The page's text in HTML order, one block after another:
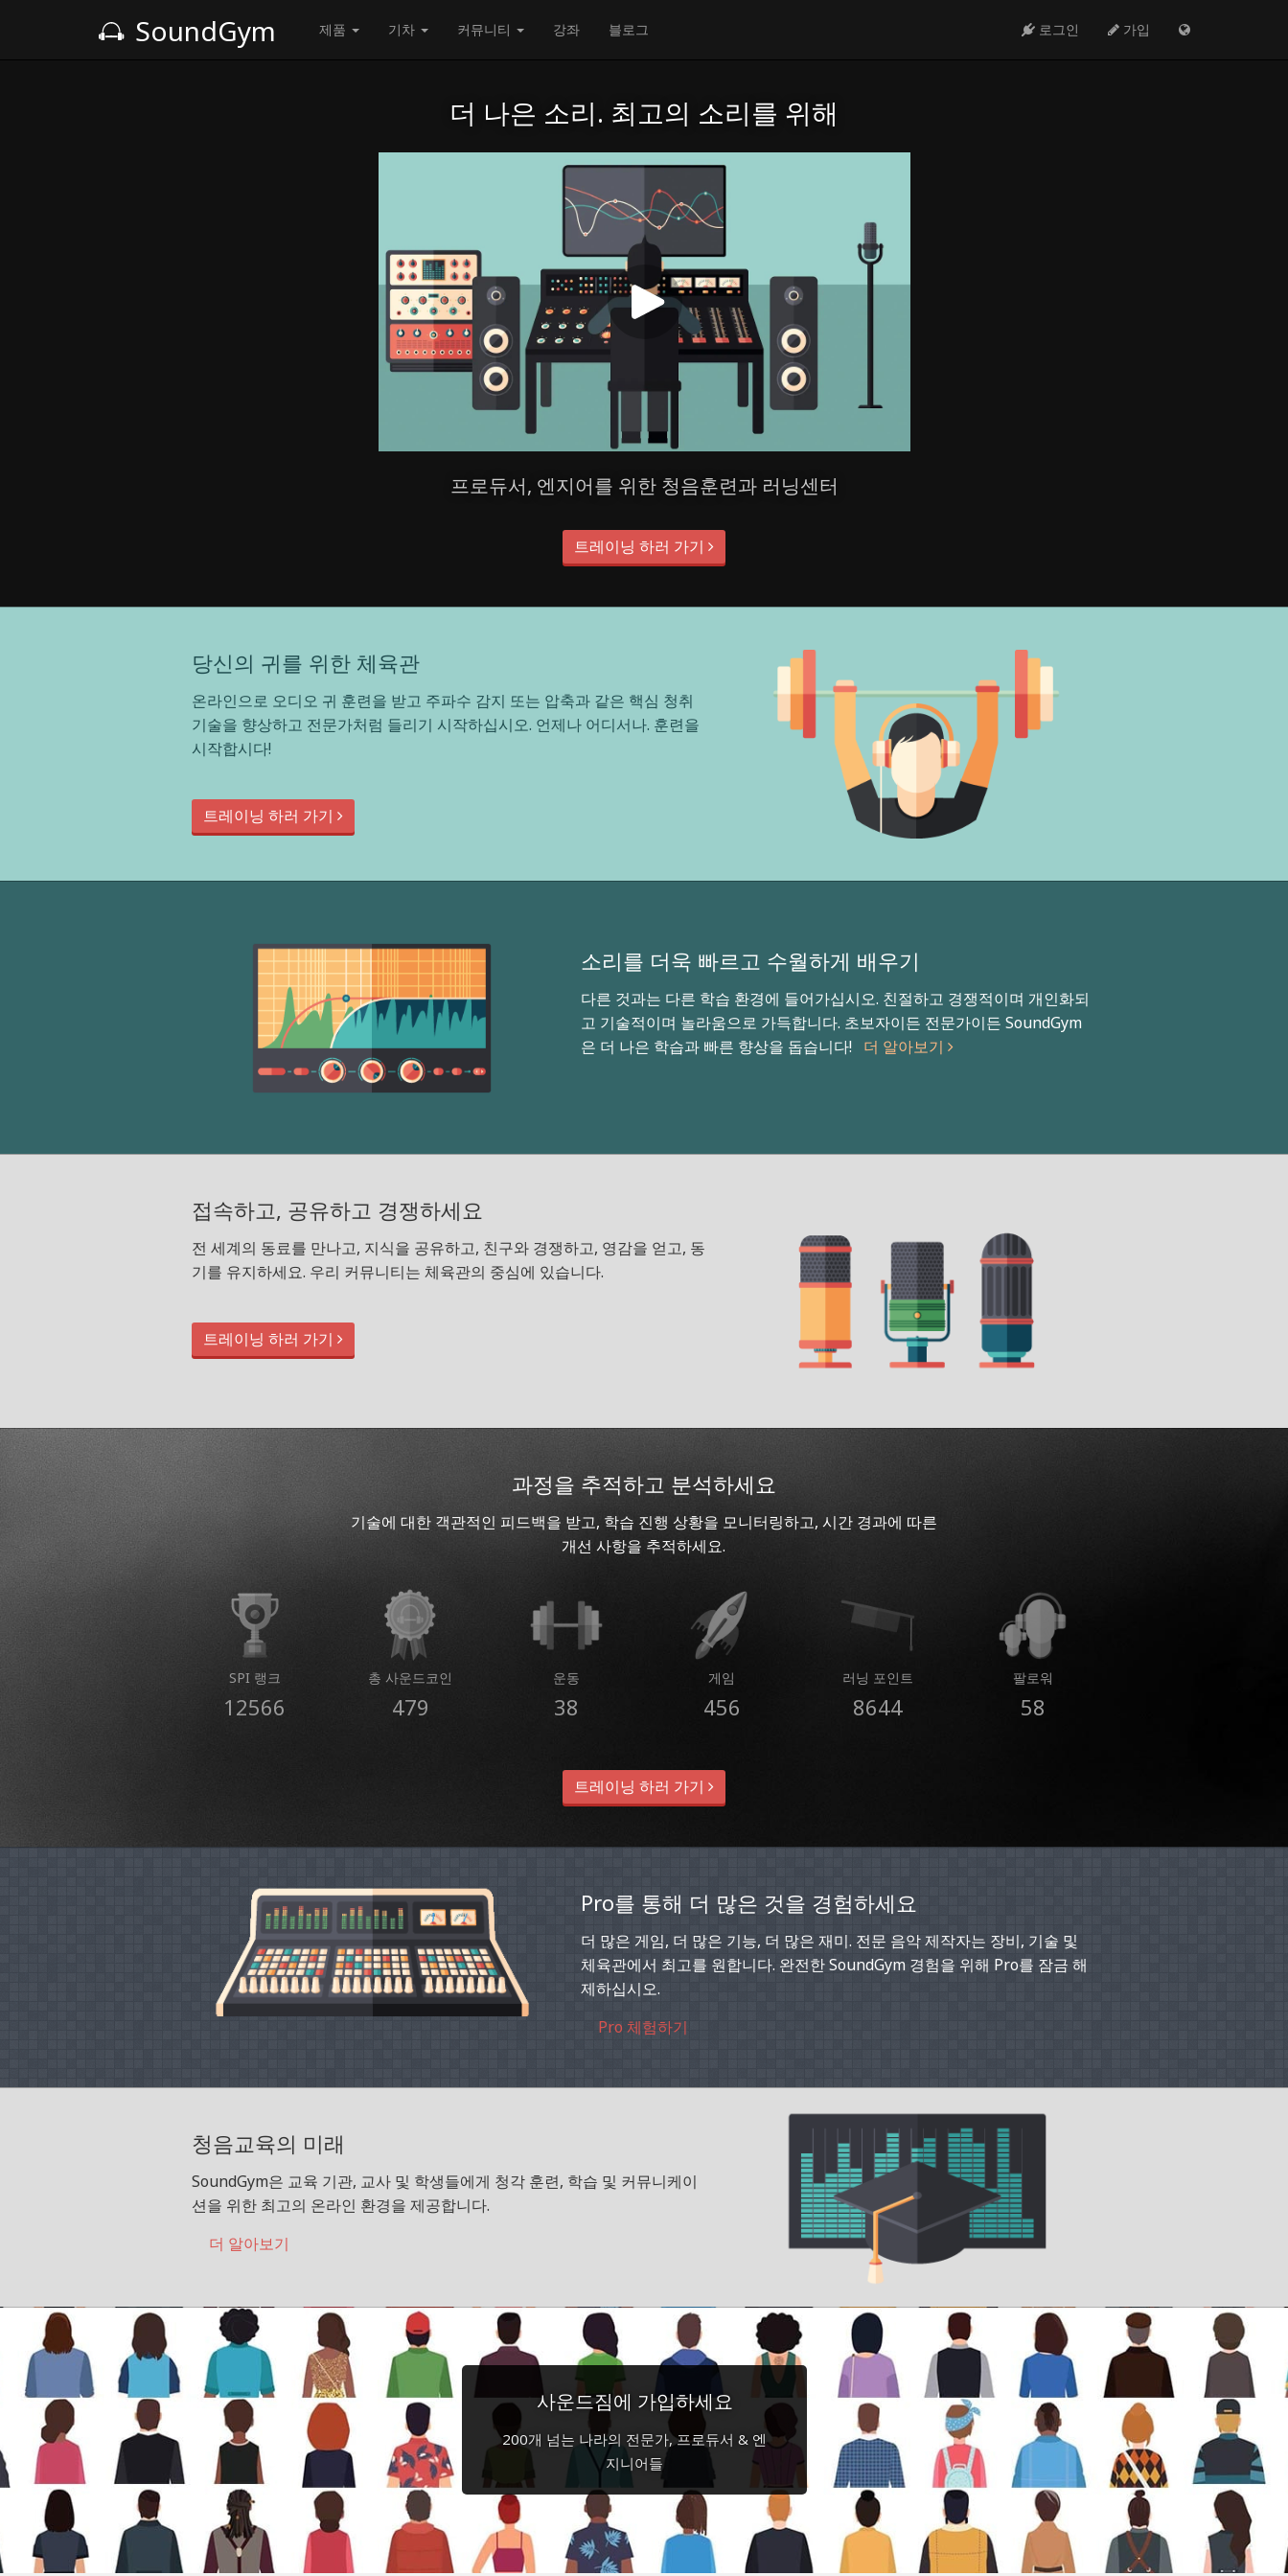
SoundGym 제품 기차 커뮤니티 강좌 블로그 로그인 가입
더 나은 소리. 최고의 소리를 위해
프로듀서, 엔지어를 위한 청음훈련과 러닝센터
트레이닝 하러 가기
당신의 귀를 위한 체육관
온라인으로 오디오 귀 훈련을 받고 주파수 감지 또는 압축과 같은 핵심 청취
기술을 향상하고 전문가처럼 들리기 시작하십시오. 언제나 어디서나. 훈련을
시작합시다!
트레이닝 하러 가기
소리를 더욱 빠르고 수월하게 배우기
다른 것과는 다른 학습 환경에 들어가십시오. 친절하고 경쟁적이며 개인화되
고 기술적이며 놀라움으로 가득합니다. 초보자이든 전문가이든 SoundGym
은 더 나은 학습과 빠른 향상을 돕습니다! 더 알아보기
접속하고, 공유하고 경쟁하세요
전 세계의 동료를 만나고, 지식을 공유하고, 친구와 경쟁하고, 영감을 얻고, 동
기를 유지하세요. 우리 커뮤니티는 체육관의 중심에 있습니다.
트레이닝 하러 가기
과정을 추적하고 분석하세요
기술에 대한 객관적인 피드백을 받고, 학습 진행 상황을 모니터링하고, 시간 경과에 따른
개선 사항을 추적하세요.
SPI 랭크
12566
총 사운드코인
479
운동
38
게임
456
러닝 포인트
8644
팔로워
58
트레이닝 하러 가기
Pro를 통해 더 많은 것을 경험하세요
더 많은 게임, 더 많은 기능, 더 많은 재미. 전문 음악 제작자는 장비, 기술 및
체육관에서 최고를 원합니다. 완전한 SoundGym 경험을 위해 Pro를 잠금 해
제하십시오.
Pro 체험하기
청음교육의 미래
SoundGym은 교육 기관, 교사 및 학생들에게 청각 훈련, 학습 및 커뮤니케이
션을 위한 최고의 온라인 환경을 제공합니다.
더 알아보기
사운드짐에 가입하세요
200개 넘는 나라의 전문가, 프로듀서 & 엔
지니어들